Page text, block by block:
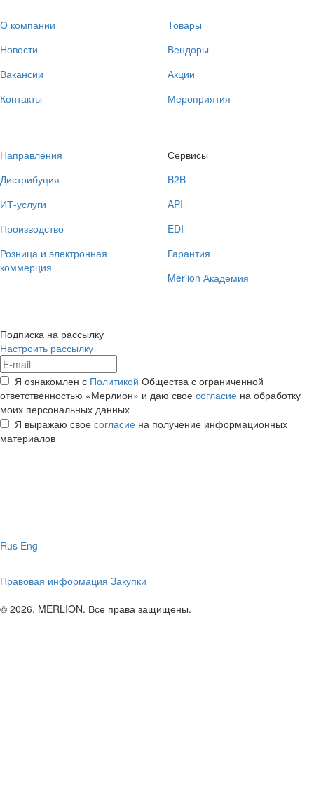
О компании
Новости
Вакансии
Контакты
Товары
Вендоры
Акции
Мероприятия
Направления
Дистрибуция
ИТ-услуги
Производство
Розница и электронная
коммерция
Сервисы
B2B
API
EDI
Гарантия
Merlion Академия
Подписка на рассылку
Настроить рассылку
Я ознакомлен с Политикой Общества с ограниченной
ответственностью «Мерлион» и даю свое согласие на обработку
моих персональных данных
Я выражаю свое согласие на получение информационных
материалов
Rus Eng
Правовая информация Закупки
© 2026, MERLION. Все права защищены.